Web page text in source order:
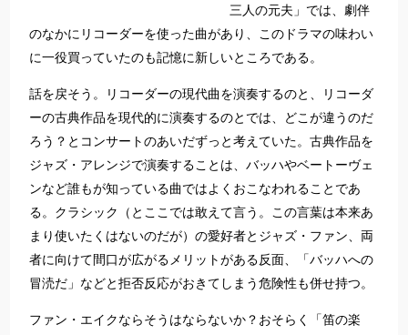
三人の元夫」では、劇伴
のなかにリコーダーを使った曲があり、このドラマの味わい
に一役買っていたのも記憶に新しいところである。
話を戻そう。リコーダーの現代曲を演奏するのと、リコーダ
ーの古典作品を現代的に演奏するのとでは、どこが違うのだ
ろう？とコンサートのあいだずっと考えていた。古典作品を
ジャズ・アレンジで演奏することは、バッハやベートーヴェ
ンなど誰もが知っている曲ではよくおこなわれることであ
る。クラシック（とここでは敢えて言う。この言葉は本来あ
まり使いたくはないのだが）の愛好者とジャズ・ファン、両
者に向けて間口が広がるメリットがある反面、「バッハへの
冒涜だ」などと拒否反応がおきてしまう危険性も併せ持つ。
ファン・エイクならそうはならないか？おそらく「笛の楽